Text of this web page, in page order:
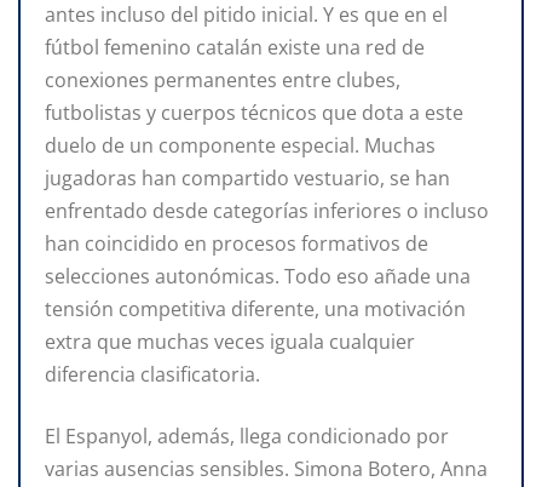
antes incluso del pitido inicial. Y es que en el
fútbol femenino catalán existe una red de
conexiones permanentes entre clubes,
futbolistas y cuerpos técnicos que dota a este
duelo de un componente especial. Muchas
jugadoras han compartido vestuario, se han
enfrentado desde categorías inferiores o incluso
han coincidido en procesos formativos de
selecciones autonómicas. Todo eso añade una
tensión competitiva diferente, una motivación
extra que muchas veces iguala cualquier
diferencia clasificatoria.
El Espanyol, además, llega condicionado por
varias ausencias sensibles. Simona Botero, Anna